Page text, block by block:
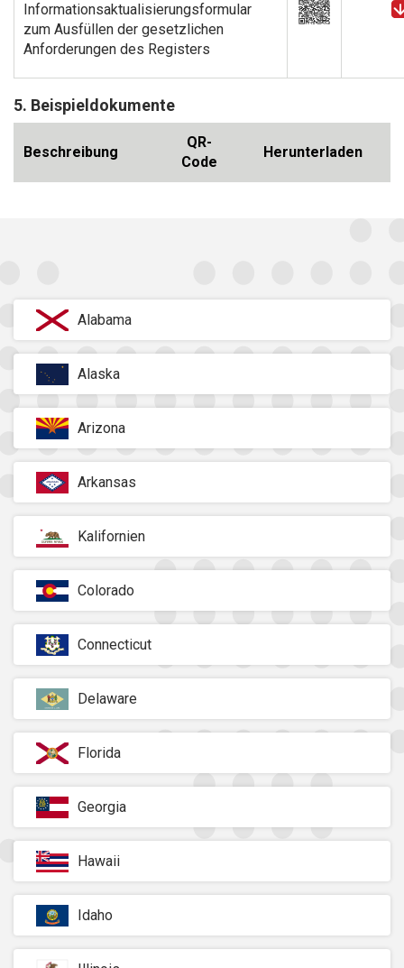
Informationsaktualisierungsformular
zum Ausfüllen der gesetzlichen
Anforderungen des Registers
5. Beispieldokumente
Beschreibung
QR-
Code
Herunterladen
Alabama
Alaska
Arizona
Arkansas
Kalifornien
Colorado
Connecticut
Delaware
Florida
Georgia
Hawaii
Idaho